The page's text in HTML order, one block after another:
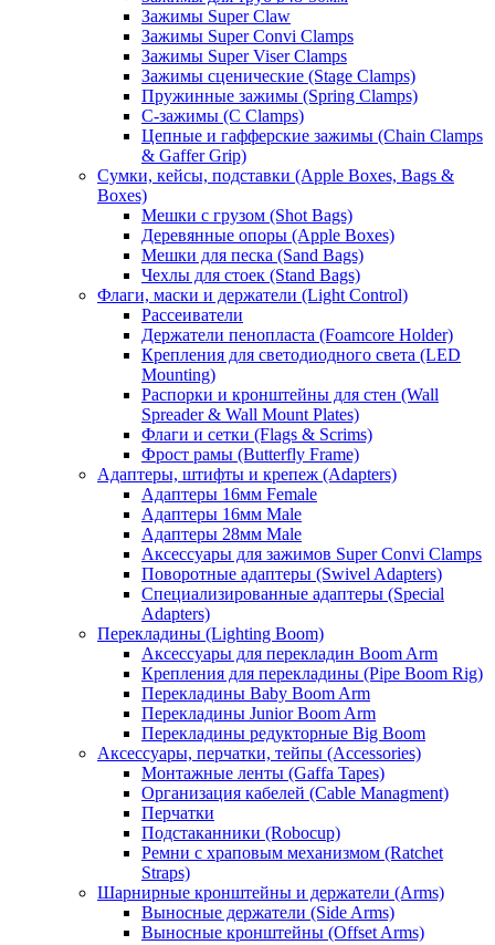
Зажимы Super Claw
Зажимы Super Convi Clamps
Зажимы Super Viser Clamps
Зажимы сценические (Stage Clamps)
Пружинные зажимы (Spring Clamps)
С-зажимы (C Clamps)
Цепные и гафферские зажимы (Chain Clamps
& Gaffer Grip)
Сумки, кейсы, подставки (Apple Boxes, Bags &
Boxes)
Мешки с грузом (Shot Bags)
Деревянные опоры (Apple Boxes)
Мешки для песка (Sand Bags)
Чехлы для стоек (Stand Bags)
Флаги, маски и держатели (Light Control)
Рассеиватели
Держатели пенопласта (Foamcore Holder)
Крепления для светодиодного света (LED
Mounting)
Распорки и кронштейны для стен (Wall
Spreader & Wall Mount Plates)
Флаги и сетки (Flags & Scrims)
Фрост рамы (Butterfly Frame)
Адаптеры, штифты и крепеж (Adapters)
Адаптеры 16мм Female
Адаптеры 16мм Male
Адаптеры 28мм Male
Аксессуары для зажимов Super Convi Clamps
Поворотные адаптеры (Swivel Adapters)
Специализированные адаптеры (Special
Adapters)
Перекладины (Lighting Boom)
Аксессуары для перекладин Boom Arm
Крепления для перекладины (Pipe Boom Rig)
Перекладины Baby Boom Arm
Перекладины Junior Boom Arm
Перекладины редукторные Big Boom
Аксессуары, перчатки, тейпы (Accessories)
Монтажные ленты (Gaffa Tapes)
Организация кабелей (Cable Managment)
Перчатки
Подстаканники (Robocup)
Ремни с храповым механизмом (Ratchet
Straps)
Шарнирные кронштейны и держатели (Arms)
Выносные держатели (Side Arms)
Выносные кронштейны (Offset Arms)